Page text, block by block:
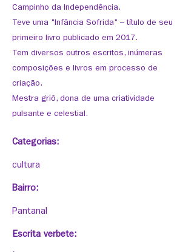
Campinho da Independência.
Teve uma "Infância Sofrida" – título de seu
primeiro livro publicado em 2017.
Tem diversos outros escritos, inúmeras
composições e livros em processo de
criação.
Mestra griô, dona de uma criatividade
pulsante e celestial.
Categorias:
cultura
Bairro:
Pantanal
Escrita verbete: